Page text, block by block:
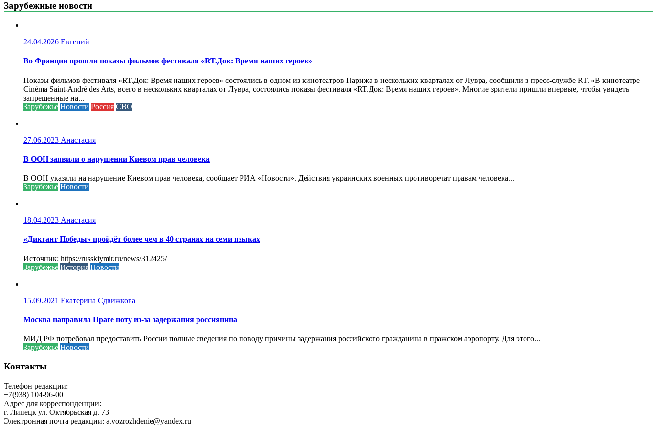
Зарубежные новости
24.04.2026 Евгений
Во Франции прошли показы фильмов фестиваля «RT.Док: Время наших героев»
Показы фильмов фестиваля «RT.Док: Время наших героев» состоялись в одном из кинотеатров Парижа в нескольких кварталах от Лувра, сообщили в пресс-службе RT. «В кинотеатре
Cinéma Saint-André des Arts, всего в нескольких кварталах от Лувра, состоялись показы фестиваля «RT.Док: Время наших героев». Многие зрители пришли впервые, чтобы увидеть
запрещенные на...
Зарубежье Новости Россия СВО
27.06.2023 Анастасия
В ООН заявили о нарушении Киевом прав человека
В ООН указали на нарушение Киевом прав человека, сообщает РИА «Новости». Действия украинских военных противоречат правам человека...
Зарубежье Новости
18.04.2023 Анастасия
«Диктант Победы» пройдёт более чем в 40 странах на семи языках
Источник: https://russkiymir.ru/news/312425/
Зарубежье История Новости
15.09.2021 Екатерина Сдвижкова
Москва направила Праге ноту из-за задержания россиянина
МИД РФ потребовал предоставить России полные сведения по поводу причины задержания российского гражданина в пражском аэропорту. Для этого...
Зарубежье Новости
Контакты
Телефон редакции:
+7(938) 104-96-00
Адрес для корреспонденции:
г. Липецк ул. Октябрьская д. 73
Электронная почта редакции: a.vozrozhdenie@yandex.ru